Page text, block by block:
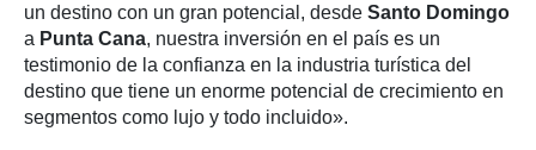
un destino con un gran potencial, desde Santo Domingo
a Punta Cana, nuestra inversión en el país es un
testimonio de la confianza en la industria turística del
destino que tiene un enorme potencial de crecimiento en
segmentos como lujo y todo incluido».